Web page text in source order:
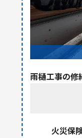
雨樋工事の修
火災保